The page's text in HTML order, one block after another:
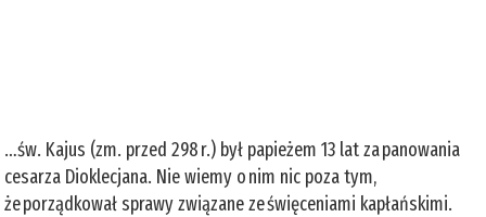
…św. Kajus (zm. przed 298 r.) był papieżem 13 lat za panowania
cesarza Dioklecjana. Nie wiemy o nim nic poza tym,
że porządkował sprawy związane ze święceniami kapłańskimi.